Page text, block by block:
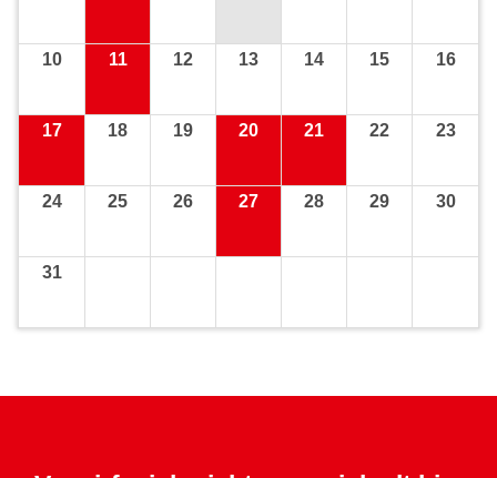
10 11 12 13 14 15 16
17 18 19 20 21 22 23
24 25 26 27 28 29 30
31